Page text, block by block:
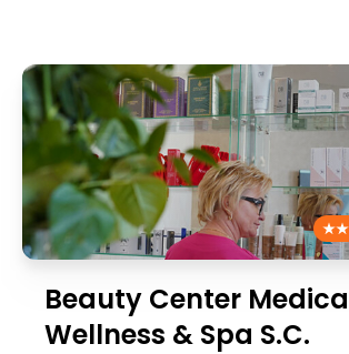
Beauty Center
Wellness & Spa S.C.